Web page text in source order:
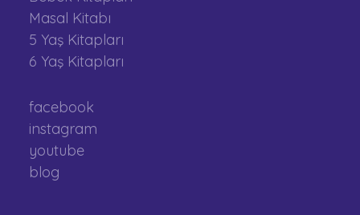
Masal Kitabı
5 Yaş Kitapları
6 Yaş Kitapları
facebook
instagram
youtube
blog